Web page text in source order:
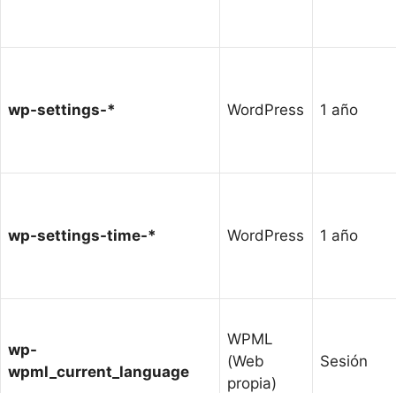
wp-settings-* WordPress 1 año
wp-settings-time-* WordPress 1 año
wp-
wpml_current_language
WPML
(Web
propia)
Sesión